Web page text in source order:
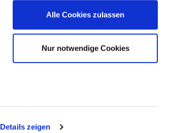
Details zeigen
Alle Cookies zulassen
Nur notwendige Cookies